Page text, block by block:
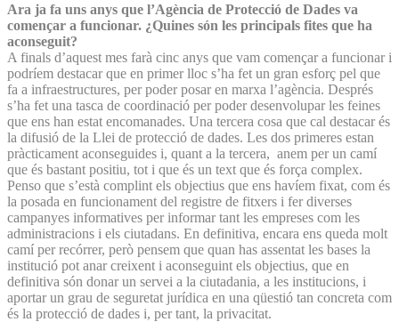
Ara ja fa uns anys que l’Agència de Protecció de Dades va
començar a funcionar. ¿Quines són les principals fites que ha
aconseguit?
A finals d’aquest mes farà cinc anys que vam començar a funcionar i
podríem destacar que en primer lloc s’ha fet un gran esforç pel que
fa a infraestructures, per poder posar en marxa l’agència. Després
s’ha fet una tasca de coordinació per poder desenvolupar les feines
que ens han estat encomanades. Una tercera cosa que cal destacar és
la difusió de la Llei de protecció de dades. Les dos primeres estan
pràcticament aconseguides i, quant a la tercera, anem per un camí
que és bastant positiu, tot i que és un text que és força complex.
Penso que s’està complint els objectius que ens havíem fixat, com és
la posada en funcionament del registre de fitxers i fer diverses
campanyes informatives per informar tant les empreses com les
administracions i els ciutadans. En definitiva, encara ens queda molt
camí per recórrer, però pensem que quan has assentat les bases la
institució pot anar creixent i aconseguint els objectius, que en
definitiva són donar un servei a la ciutadania, a les institucions, i
aportar un grau de seguretat jurídica en una qüestió tan concreta com
és la protecció de dades i, per tant, la privacitat.